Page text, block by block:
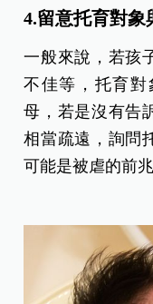
4.留意托育對象
一般來說，若孩
不佳等，托育
母，若是沒有告
相當疏遠，詢問
可能是被虐的前兆